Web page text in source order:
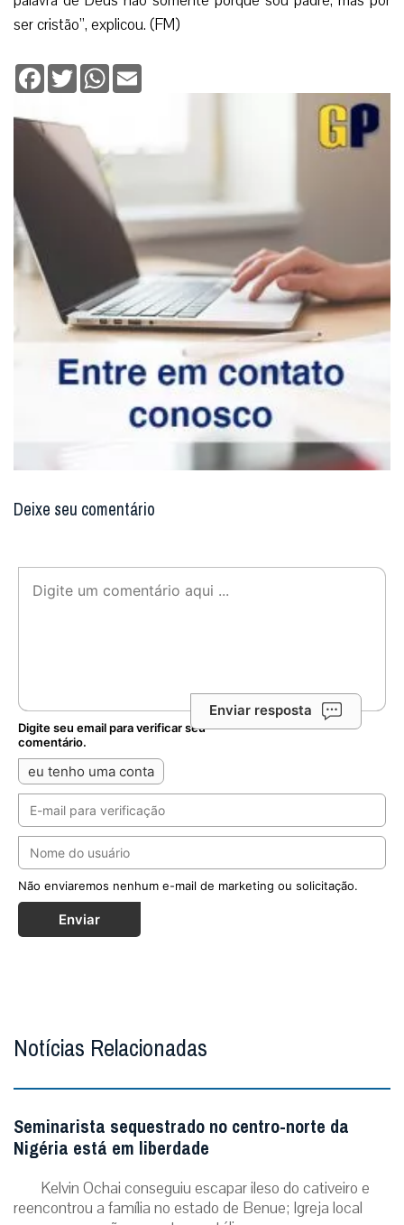
ser cristão”, explicou. (FM)
Facebook
TwitterWhatsApp
Deixe seu comentário
Enviar resposta
Digite seu email para verificar seu
comentário.
eu tenho uma conta
Não enviaremos nenhum e-mail de marketing ou solicitação.
Enviar
Notícias Relacionadas
Seminarista sequestrado no centro-norte da
Nigéria está em liberdade
Kelvin Ochai conseguiu escapar ileso do cativeiro e
reencontrou a família no estado de Benue; Igreja local